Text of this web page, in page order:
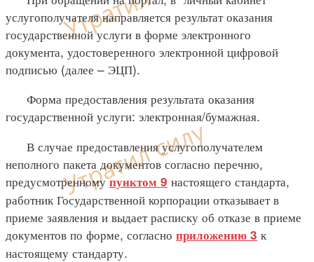
услугополучателя направляется результат оказания
государственной услуги в форме электронного
документа, удостоверенного электронной цифровой
подписью (далее – ЭЦП).
Форма предоставления результата оказания
государственной услуги: электронная/бумажная.
В случае предоставления услугополучателем
неполного пакета документов согласно перечню,
предусмотренномупунктом 9 настоящего стандарта,
работник Государственной корпорации отказывает в
приеме заявления и выдает расписку об отказе в приеме
документов по форме, согласно приложению 3 к
настоящему стандарту.